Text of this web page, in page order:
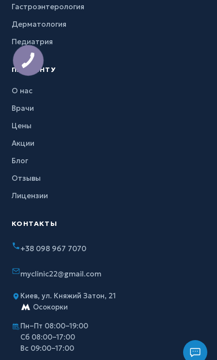
Гастроэнтерология
Дерматология
Педиатрия
ПАЦИЕНТУ
О нас
Врачи
Цены
Акции
Блог
Отзывы
Лицензии
КОНТАКТЫ
+38 098 967 7070
myclinic22@gmail.com
Киев, ул. Княжий Затон, 21
Осокорки
Пн–Пт 08:00–19:00
Сб 08:00–17:00
Вс 09:00–17:00